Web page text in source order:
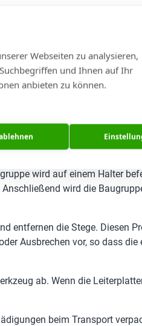
(conformal Coating).
zu entfernen. Dieses
sich nicht mit
werden und nicht
Feuchtigkeits-/Gas-/
sind. Wenn sich auf
wird auf einem Halter
wird die
entfernen die Stege. Diesen
Ausbrechen vor, so dass
ab. Wenn die
beim Transport
Webseiten zu analysieren,
und Ihnen auf Ihr
anbieten zu können.